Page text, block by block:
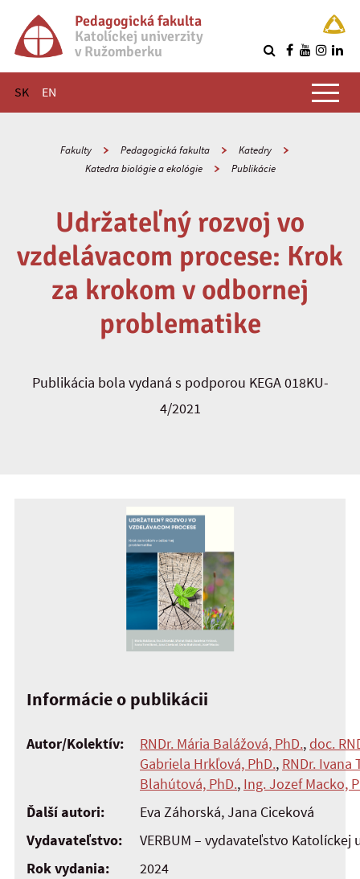
Pedagogická fakulta
Katolíckej univerzity
v Ružomberku
SK EN
Hlavné menu
Fakulty Pedagogická fakulta
Katedry
Katedra biológie a ekológie
Publikácie
Udržateľný rozvoj vo
vzdelávacom procese: Krok
za krokom v odbornej
problematike
Publikácia bola vydaná s podporou KEGA 018KU-
4/2021
Informácie o publikácii
Autor/Kolektív: RNDr. Mária Balážová, PhD.,doc.
Gabriela Hrkľová, PhD., RNDr. Ivana
Blahútová, PhD., Ing. Jozef Macko,
Ďalší autori:
Eva Záhorská, Jana Ciceková
Vydavateľstvo:
VERBUM – vydavateľstvo
Rok vydania:
2024